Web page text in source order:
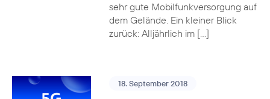
sehr gute Mobilfunkversorgung auf
dem Gelände. Ein kleiner Blick
zurück: Alljährlich im […]
18. September 2018